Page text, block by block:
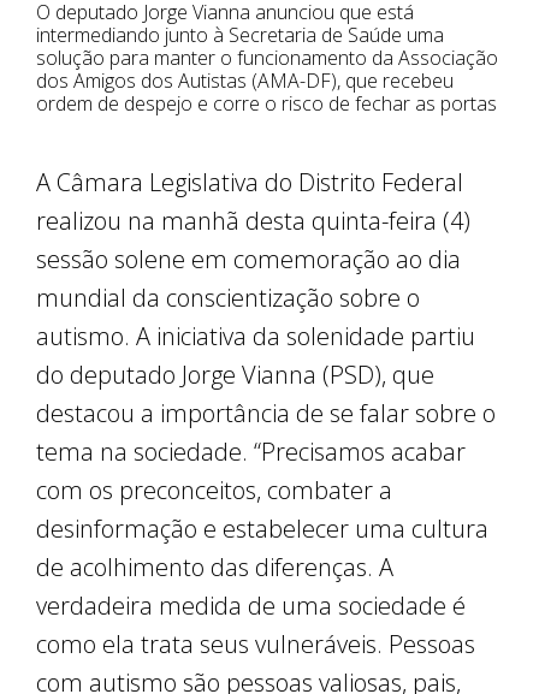
O deputado Jorge Vianna anunciou que está
intermediando junto à Secretaria de Saúde uma
solução para manter o funcionamento da Associação
dos Amigos dos Autistas (AMA-DF), que recebeu
ordem de despejo e corre o risco de fechar as portas
A Câmara Legislativa do Distrito Federal
realizou na manhã desta quinta-feira (4)
sessão solene em comemoração ao dia
mundial da conscientização sobre o
autismo. A iniciativa da solenidade partiu
do deputado Jorge Vianna (PSD), que
destacou a importância de se falar sobre o
tema na sociedade. “Precisamos acabar
com os preconceitos, combater a
desinformação e estabelecer uma cultura
de acolhimento das diferenças. A
verdadeira medida de uma sociedade é
como ela trata seus vulneráveis. Pessoas
com autismo são pessoas valiosas, pais,